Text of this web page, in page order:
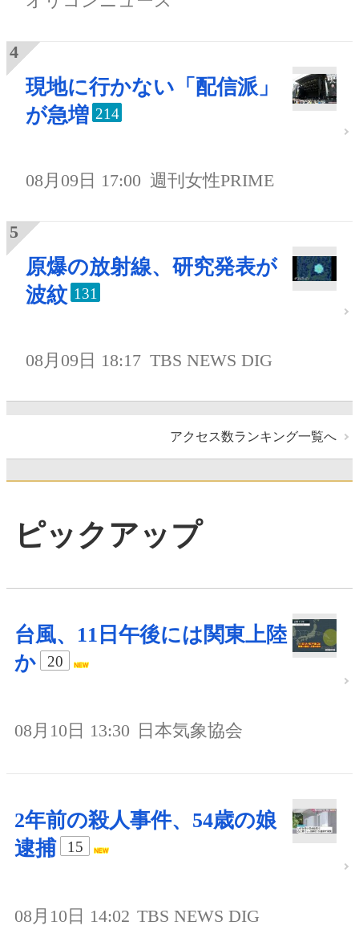
現地に行かない「配信派」
が急増 214
08月09日 17:00 週刊女性PRIME
原爆の放射線、研究発表が
波紋 131
08月09日 18:17 TBS NEWS DIG
アクセス数ランキング一覧へ
ピックアップ
台風、11日午後には関東上陸
か
20
08月10日 13:30 日本気象協会
2年前の殺人事件、54歳の娘
逮捕
15
08月10日 14:02 TBS NEWS DIG